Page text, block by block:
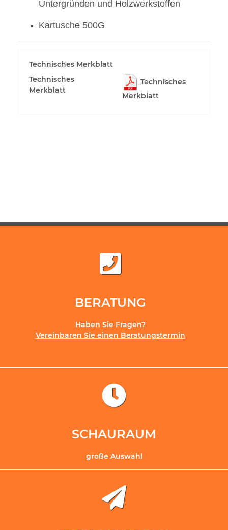
Untergründen und Holzwerkstoffen
Kartusche 500G
Technisches Merkblatt
Technisches
Merkblatt
Technisches
Merkblatt
BERATUNG
Haben Sie Fragen?
Vereinbaren Sie einen Beratungstermin
SCHAURAUM
große Auswahl